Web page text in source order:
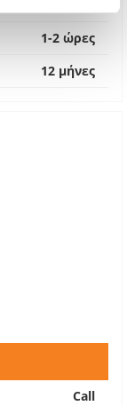
-
1-2 ώρες
12 μήνες
Call